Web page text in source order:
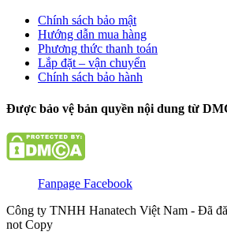
Chính sách bảo mật
Hướng dẫn mua hàng
Phương thức thanh toán
Lắp đặt – vận chuyển
Chính sách bảo hành
Được bảo vệ bản quyền nội dung từ
Fanpage Facebook
Công ty TNHH Hanatech Việt Nam - Đã
not Copy